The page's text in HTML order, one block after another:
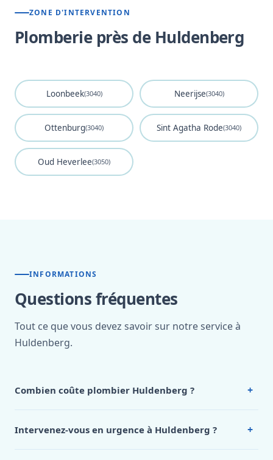
ZONE D'INTERVENTION
Plomberie près de Huldenberg
Loonbeek(3040) Neerijse(3040)
Ottenburg(3040) Sint Agatha Rode(3040)
Oud Heverlee(3050)
INFORMATIONS
Questions fréquentes
Tout ce que vous devez savoir sur notre service à
Huldenberg.
Combien coûte plombier Huldenberg ? +
Huldenberg, appelez le 0472 53 24 26.
Intervenez-vous en urgence à Huldenberg ? +